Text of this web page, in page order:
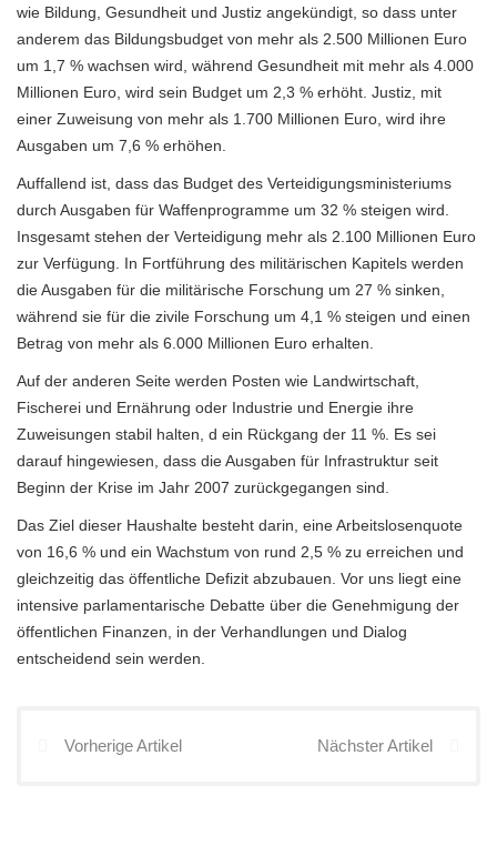
wie Bildung, Gesundheit und Justiz angekündigt, so dass unter
anderem das Bildungsbudget von mehr als 2.500 Millionen Euro
um 1,7 % wachsen wird, während Gesundheit mit mehr als 4.000
Millionen Euro, wird sein Budget um 2,3 % erhöht. Justiz, mit
einer Zuweisung von mehr als 1.700 Millionen Euro, wird ihre
Ausgaben um 7,6 % erhöhen.
Auffallend ist, dass das Budget des Verteidigungsministeriums
durch Ausgaben für Waffenprogramme um 32 % steigen wird.
Insgesamt stehen der Verteidigung mehr als 2.100 Millionen Euro
zur Verfügung. In Fortführung des militärischen Kapitels werden
die Ausgaben für die militärische Forschung um 27 % sinken,
während sie für die zivile Forschung um 4,1 % steigen und einen
Betrag von mehr als 6.000 Millionen Euro erhalten.
Auf der anderen Seite werden Posten wie Landwirtschaft,
Fischerei und Ernährung oder Industrie und Energie ihre
Zuweisungen stabil halten, d ein Rückgang der 11 %. Es sei
darauf hingewiesen, dass die Ausgaben für Infrastruktur seit
Beginn der Krise im Jahr 2007 zurückgegangen sind.
Das Ziel dieser Haushalte besteht darin, eine Arbeitslosenquote
von 16,6 % und ein Wachstum von rund 2,5 % zu erreichen und
gleichzeitig das öffentliche Defizit abzubauen. Vor uns liegt eine
intensive parlamentarische Debatte über die Genehmigung der
öffentlichen Finanzen, in der Verhandlungen und Dialog
entscheidend sein werden.
Vorherige Artikel Nächster Artikel